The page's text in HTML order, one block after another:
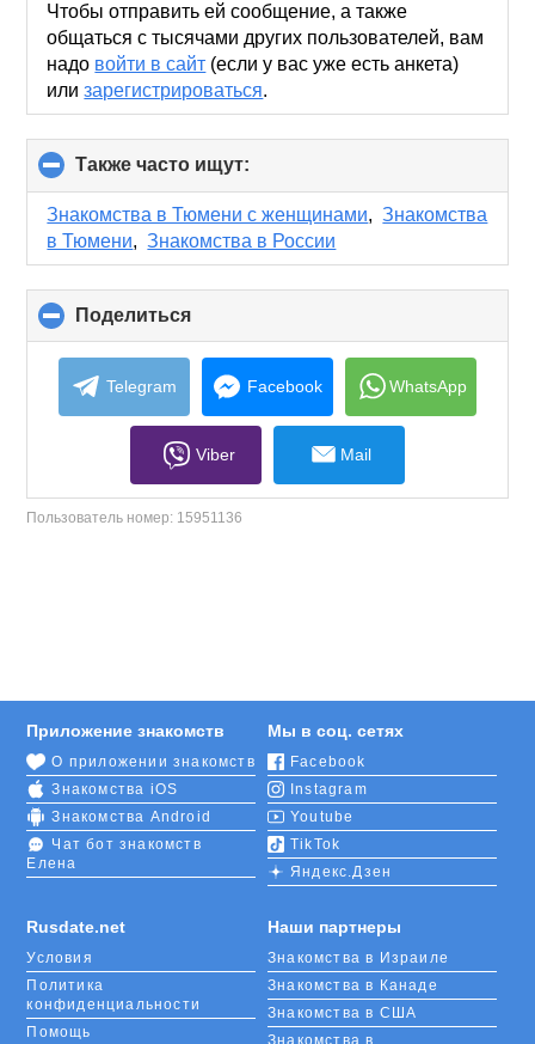
Чтобы отправить ей сообщение, а также
общаться с тысячами других пользователей, вам
надо войти в сайт (если у вас уже есть анкета)
илизарегистрироваться.
Также часто ищут:
to
collapse
contents
Знакомства в Тюмени с женщинами,Знакомства
в Тюмени,Знакомства в России
Поделиться
to
collapse
contents
Telegram Facebook WhatsApp
Viber Mail
Пользователь номер: 15951136
Rusdate.net
Условия
Политика
конфиденциальности
Помощь
Приложение знакомств
О приложении знакомств
Знакомства iOS
Знакомства Android
Чат бот знакомств
Елена
Мы в соц. сетях
Facebook
Instagram
Youtube
TikTok
Яндекс.Дзен
Наши партнеры
Знакомства в Израиле
Знакомства в Канаде
Знакомства в США
Знакомства в